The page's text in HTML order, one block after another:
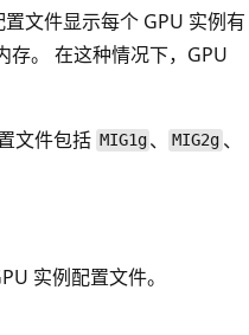
文件显示每个 GPU 实例有
存。 在这种情况下，GPU
文件包括 MIG1g 、MIG2g、
实例配置文件。